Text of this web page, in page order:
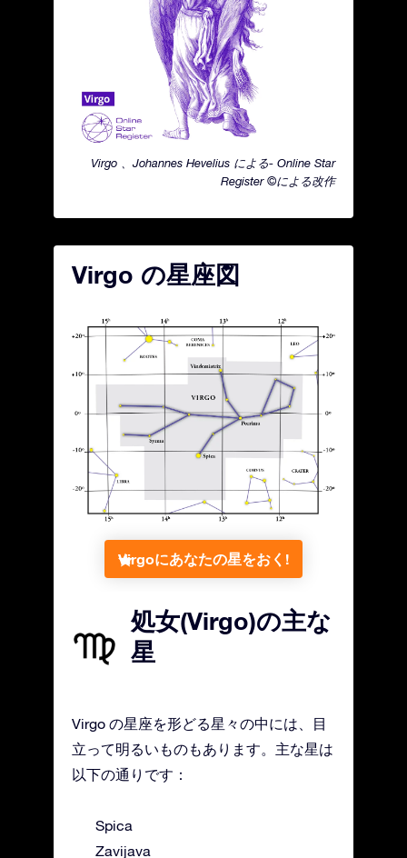
Virgo 、Johannes Hevelius による- Online Star
Register ©による改作
Virgo の星座図
Virgoにあなたの星をおく!
処女(Virgo)の主な
星
Virgo の星座を形どる星々の中には、目
立って明るいものもあります。主な星は
以下の通りです：
Spica
Zavijava